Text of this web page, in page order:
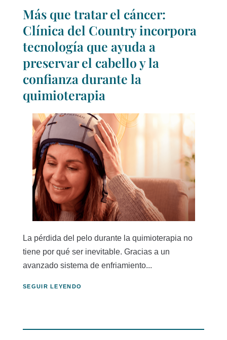
Más que tratar el cáncer:
Clínica del Country incorpora
tecnología que ayuda a
preservar el cabello y la
confianza durante la
quimioterapia
La pérdida del pelo durante la quimioterapia no
tiene por qué ser inevitable. Gracias a un
avanzado sistema de enfriamiento...
SEGUIR LEYENDO